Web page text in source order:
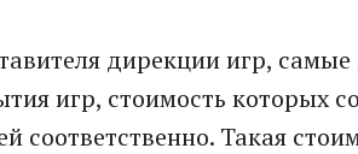
дирекции игр,
игр, стоимость которых
соответственно. Такая